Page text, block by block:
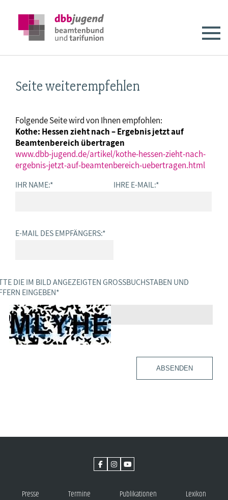
Seite weiterempfehlen
Folgende Seite wird von Ihnen empfohlen:
Kothe: Hessen zieht nach – Ergebnis jetzt auf
Beamtenbereich übertragen
www.dbb-jugend.de/artikel/kothe-hessen-zieht-nach-
ergebnis-jetzt-auf-beamtenbereich-uebertragen.html
IHR NAME:* IHRE E-MAIL:*
E-MAIL DES EMPFÄNGERS:*
DIE IM BILD ANGEZEIGTEN GROSSBUCHSTABEN UND Z
EINGEBEN *
ABSENDEN
Presse Termine Publikationen Lexikon